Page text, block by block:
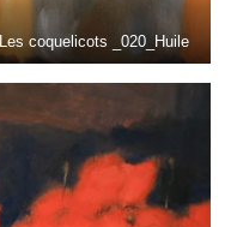
Les coquelicots _020_Huile